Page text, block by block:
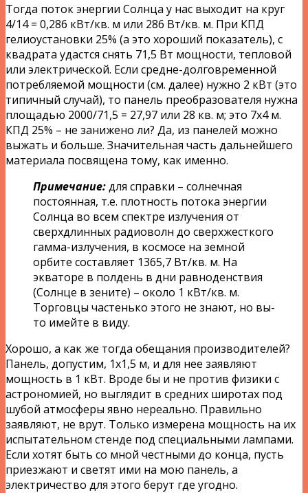
Тогда поток энергии Солнца у нас выходит на круг
4/14 = 0,286 кВт/кв. м или 286 Вт/кв. м. При КПД
гелиоустановки 25% (а это хороший показатель), с
квадрата удастся снять 71,5 Вт мощности, тепловой
или электрической. Если средне-долговременной
потребляемой мощности (см. далее) нужно 2 кВт (это
типичный случай), то панель преобразователя нужна
площадью 2000/71,5 = 27,97 или 28 кв. м; это 7х4 м.
КПД 25% – не занижено ли? Да, из панелей можно
выжать и больше. Значительная часть дальнейшего
материала посвящена тому, как именно.
Примечание:для справки – солнечная
постоянная, т.е. плотность потока энергии
Солнца во всем спектре излучения от
сверхдлинных радиоволн до сверхжесткого
гамма-излучения, в космосе на земной
орбите составляет 1365,7 Вт/кв. м. На
экваторе в полдень в дни равноденствия
(Солнце в зените) – около 1 кВт/кв. м.
Торговцы частенько этого не знают, но вы-
то имейте в виду.
Хорошо, а как же тогда обещания производителей?
Панель, допустим, 1х1,5 м, и для нее заявляют
мощность в 1 кВт. Вроде бы и не против физики с
астрономией, но выглядит в средних широтах под
шубой атмосферы явно нереально. Правильно
заявляют, не врут. Только измерена мощность на их
испытательном стенде под специальными лампами.
Если хотят быть со мной честными до конца, пусть
приезжают и светят ими на мою панель, а
электричество для этого берут где угодно.